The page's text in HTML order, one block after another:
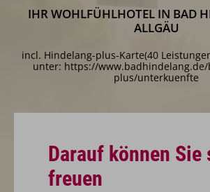
IHR WOHLFÜHLHOTEL IN BAD
ALLGÄU
incl. Hindelang-plus-Karte(40
unter: https://
plus/unterkuenfte
Darauf können Sie
freuen